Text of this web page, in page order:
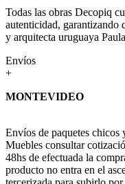
Todas las obras Decopiq
autenticidad, garantizando
y arquitecta uruguaya
Envíos
+
MONTEVIDEO
Envíos de paquetes chicos
Muebles consultar
48hs de efectuada la
producto no entra en el